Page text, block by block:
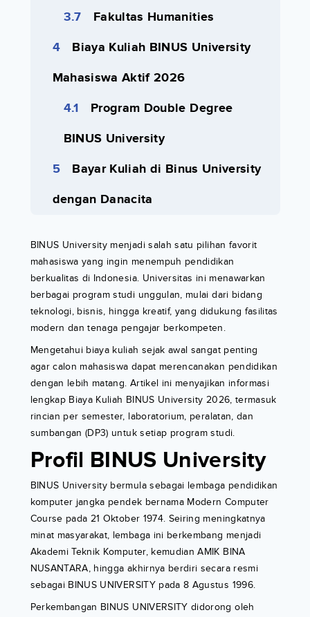
Fakultas Humanities
Biaya Kuliah BINUS University
Mahasiswa Aktif 2026
Program Double Degree
BINUS University
Bayar Kuliah di Binus University
dengan Danacita
BINUS University menjadi salah satu pilihan favorit
mahasiswa yang ingin menempuh pendidikan
berkualitas di Indonesia. Universitas ini menawarkan
berbagai program studi unggulan, mulai dari bidang
teknologi, bisnis, hingga kreatif, yang didukung fasilitas
modern dan tenaga pengajar berkompeten.
Mengetahui biaya kuliah sejak awal sangat penting
agar calon mahasiswa dapat merencanakan pendidikan
dengan lebih matang. Artikel ini menyajikan informasi
lengkap Biaya Kuliah BINUS University 2026, termasuk
rincian per semester, laboratorium, peralatan, dan
sumbangan (DP3) untuk setiap program studi.
Profil BINUS University
BINUS University bermula sebagai lembaga pendidikan
komputer jangka pendek bernama Modern Computer
Course pada 21 Oktober 1974. Seiring meningkatnya
minat masyarakat, lembaga ini berkembang menjadi
Akademi Teknik Komputer, kemudian AMIK BINA
NUSANTARA, hingga akhirnya berdiri secara resmi
sebagai BINUS UNIVERSITY pada 8 Agustus 1996.
Perkembangan BINUS UNIVERSITY didorong oleh